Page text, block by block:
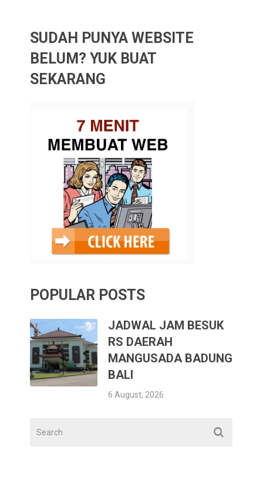
SUDAH PUNYA WEBSITE
BELUM? YUK BUAT
SEKARANG
POPULAR POSTS
JADWAL JAM BESUK
RS DAERAH
MANGUSADA BADUNG
BALI
6 August, 2026